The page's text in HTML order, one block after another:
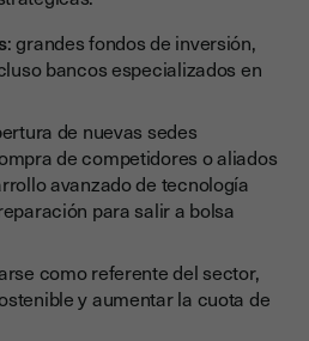
: grandes fondos de inversión,
bancos especializados en
de nuevas sedes
de competidores o aliados
avanzado de tecnología
para salir a bolsa
como referente del sector,
y aumentar la cuota de